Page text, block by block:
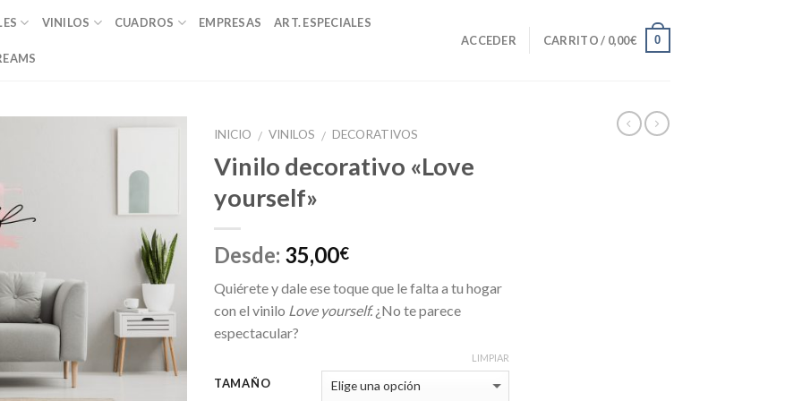
VINILOS CUADROS EMPRESAS ART. ESPECIALES
ACCEDER CARRITO / 0,00€ 0
Añadir
deseos
INICIO / VINILOS / DECORATIVOS
Vinilo decorativo «Love
yourself»
Desde: 35,00€
Quiérete y dale ese toque que le falta a tu hogar
con el vinilo Love yourself. ¿No te parece
espectacular?
TAMAÑO
LIMPIAR